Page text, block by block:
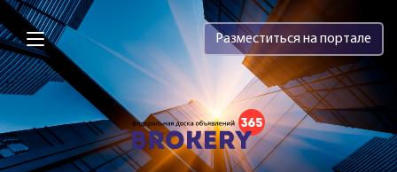
Brokery365 - Рейтинг кредитных
Разместиться на портале